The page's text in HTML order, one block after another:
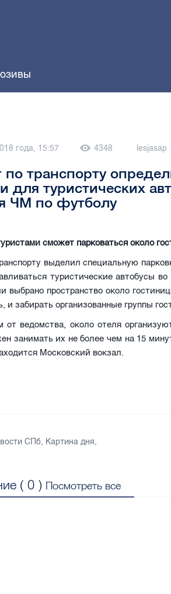
года, 15:57 4348 lesjasap
по транспорту
для туристических
ЧМ по футболу
сможет парковаться около
выделил специальную
туристические автобусы
выбрано пространство около
и забирать организованные группы
от ведомства, около отеля
занимать их не более чем на 15
Московский вокзал.
СПб, Картина дня,
(0 ) Посмотреть все